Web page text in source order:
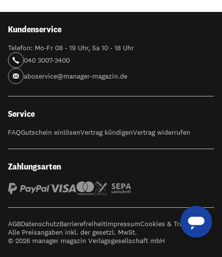
Kundenservice
Telefon: Mo-Fr 08 - 19 Uhr, Sa 10 - 18 Uhr
040 3007-3400
aboservice@manager-magazin.de
Service
FAQGutschein einlösenVertrag kündigenVertrag widerrufen
Zahlungsarten
AGBDatenschutzBarrierefreiheitImpressumCookies & Tracking
Alle Preisangaben inkl. der gesetzl. MwSt.
© 2026 manager magazin Verlagsgesellschaft mbH